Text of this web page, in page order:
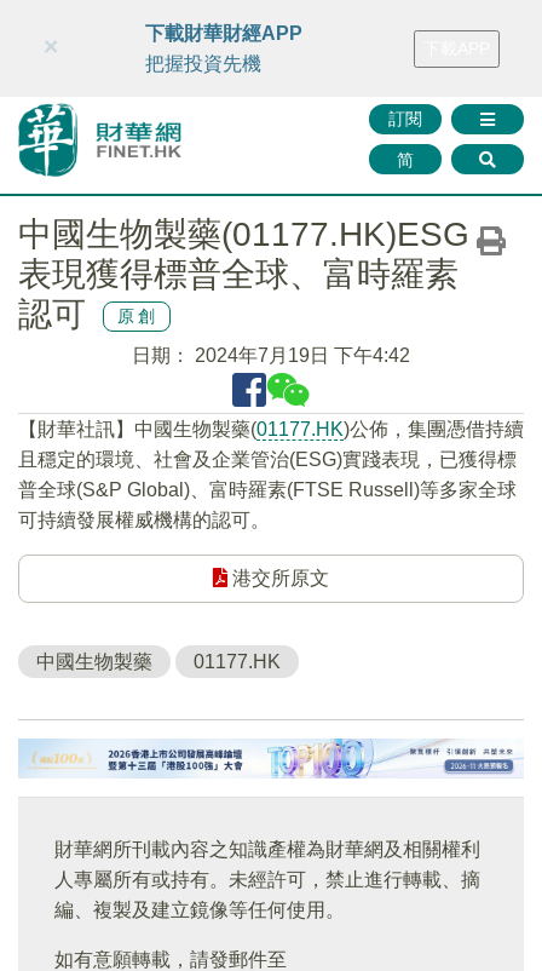
財華智庫網 FINTV FINMETA 財華證券 媒體矩陣
訂閱
简
×
下載財華財經APP
把握投資先機
中國生物製藥(01177.HK)ESG
表現獲得標普全球、富時羅素
認可
原創
日期： 2024年7月19日 下午4:42
【財華社訊】中國生物製藥(01177.HK)公佈，集團憑借持續
且穩定的環境、社會及企業管治(ESG)實踐表現，已獲得標
普全球(S&P Global)、富時羅素(FTSE Russell)等多家全球
可持續發展權威機構的認可。
港交所原文
中國生物製藥 01177.HK
財華網所刊載內容之知識產權為財華網及相關權利
人專屬所有或持有。未經許可，禁止進行轉載、摘
編、複製及建立鏡像等任何使用。
如有意願轉載，請發郵件至